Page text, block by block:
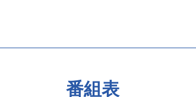
番組表